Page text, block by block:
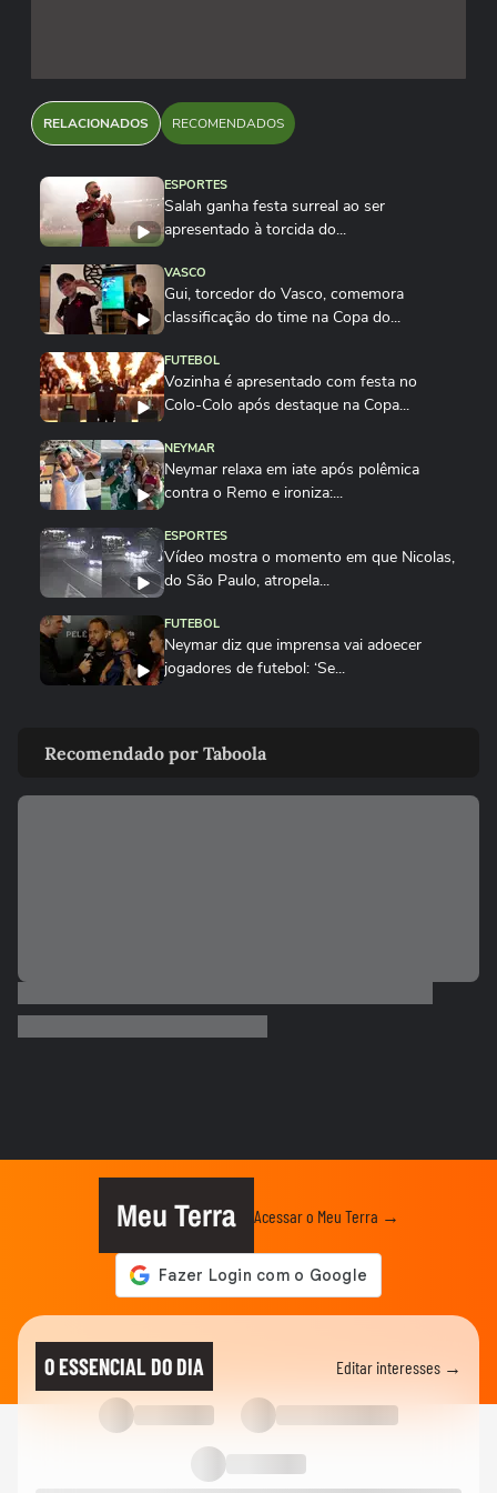
RELACIONADOS RECOMENDADOS
ESPORTES
Salah ganha festa surreal ao ser
apresentado à torcida do...
VASCO
Gui, torcedor do Vasco, comemora
classificação do time na Copa do...
FUTEBOL
Vozinha é apresentado com festa no
Colo-Colo após destaque na Copa...
NEYMAR
Neymar relaxa em iate após polêmica
contra o Remo e ironiza:...
ESPORTES
Vídeo mostra o momento em que Nicolas,
do São Paulo, atropela...
FUTEBOL
Neymar diz que imprensa vai adoecer
jogadores de futebol: ‘Se...
quando jogador se...
FUTEBOL
durante chegada ao Chile:...
Neymar é homenageado pelo Santos com
busto e estátua em memorial:...
Uefa anuncia boicote à Copa do Mundo e
decisão pode afetar Mundial...
Ouça áudio do VAR que decidiu pela
expulsão de Cacá, do Vitória,...
Recomendado por Taboola
Meu Terra Acessar o Meu Terra →
O ESSENCIAL DO DIA Editar interesses →